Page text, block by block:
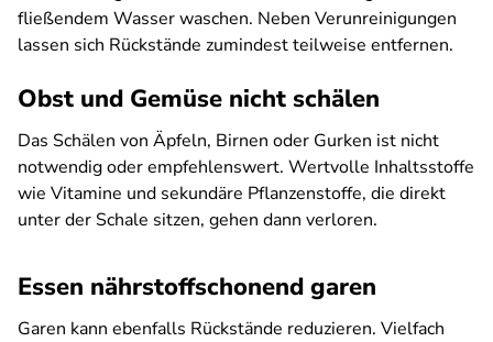
fließendem Wasser waschen. Neben Verunreinigungen
lassen sich Rückstände zumindest teilweise entfernen.
Obst und Gemüse nicht schälen
Das Schälen von Äpfeln, Birnen oder Gurken ist nicht
notwendig oder empfehlenswert. Wertvolle Inhaltsstoffe
wie Vitamine und sekundäre Pflanzenstoffe, die direkt
unter der Schale sitzen, gehen dann verloren.
Essen nährstoffschonend garen
Garen kann ebenfalls Rückstände reduzieren. Vielfach